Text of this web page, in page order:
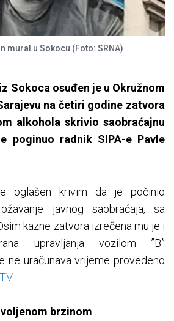
mural u Sokocu (Foto: SRNA)
Sokoca osuđen je u Okružnom
na četiri godine zatvora
alkohola skrivio saobraćajnu
poginuo radnik SIPA-e Pavle
oglašen krivim da je počinio
javnog saobraćaja, sa
kazne zatvora izrečena mu je i
upravljanja vozilom ”B”
ne uračunava vrijeme provedeno
.
brzinom